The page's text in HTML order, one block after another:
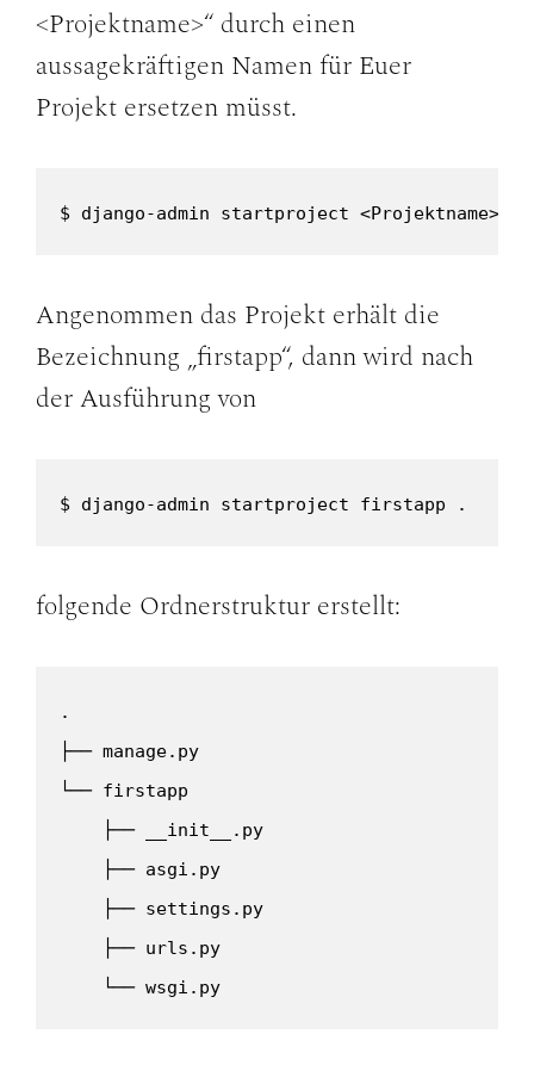
<Projektname>“ durch einen
aussagekräftigen Namen für Euer
Projekt ersetzen müsst.
$ django-admin startproject <Projektname> .
Angenommen das Projekt erhält die
Bezeichnung „firstapp“, dann wird nach
der Ausführung von
$ django-admin startproject firstapp .
folgende Ordnerstruktur erstellt:
.
├── manage.py
└── firstapp
    ├── __init__.py
    ├── asgi.py
    ├── settings.py
    ├── urls.py
    └── wsgi.py